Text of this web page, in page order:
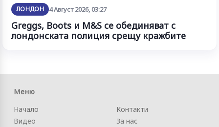
ЛОНДОН 4 Август 2026, 03:27
Greggs, Boots и M&S се обединяват с
лондонската полиция срещу кражбите
Меню
Начало
Видео
Контакти
За нас